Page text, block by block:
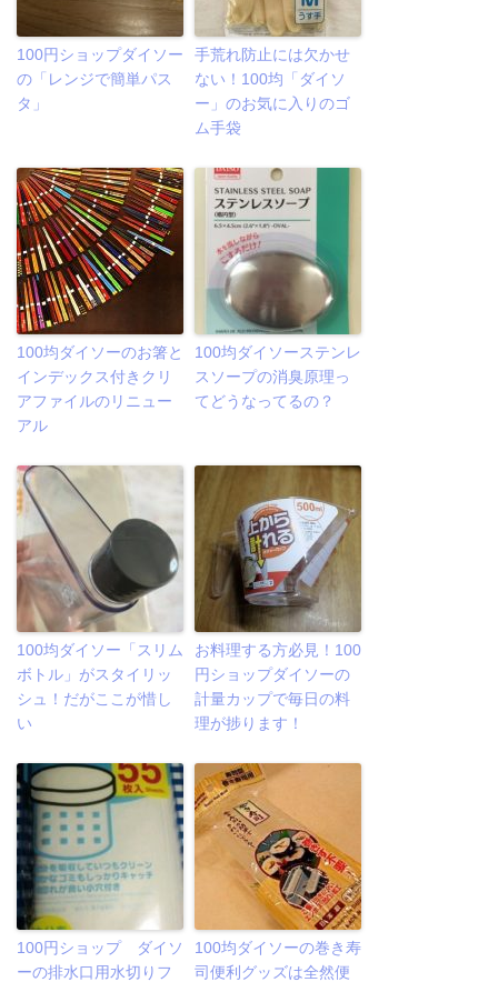
100円ショップダイソー
の「レンジで簡単パス
タ」
手荒れ防止には欠かせ
ない！100均「ダイソ
ー」のお気に入りのゴ
ム手袋
100均ダイソーのお箸と
インデックス付きクリ
アファイルのリニュー
アル
100均ダイソーステンレ
スソープの消臭原理っ
てどうなってるの？
100均ダイソー「スリム
ボトル」がスタイリッ
シュ！だがここが惜し
い
お料理する方必見！100
円ショップダイソーの
計量カップで毎日の料
理が捗ります！
100円ショップ ダイソ
ーの排水口用水切りフ
100均ダイソーの巻き寿
司便利グッズは全然便